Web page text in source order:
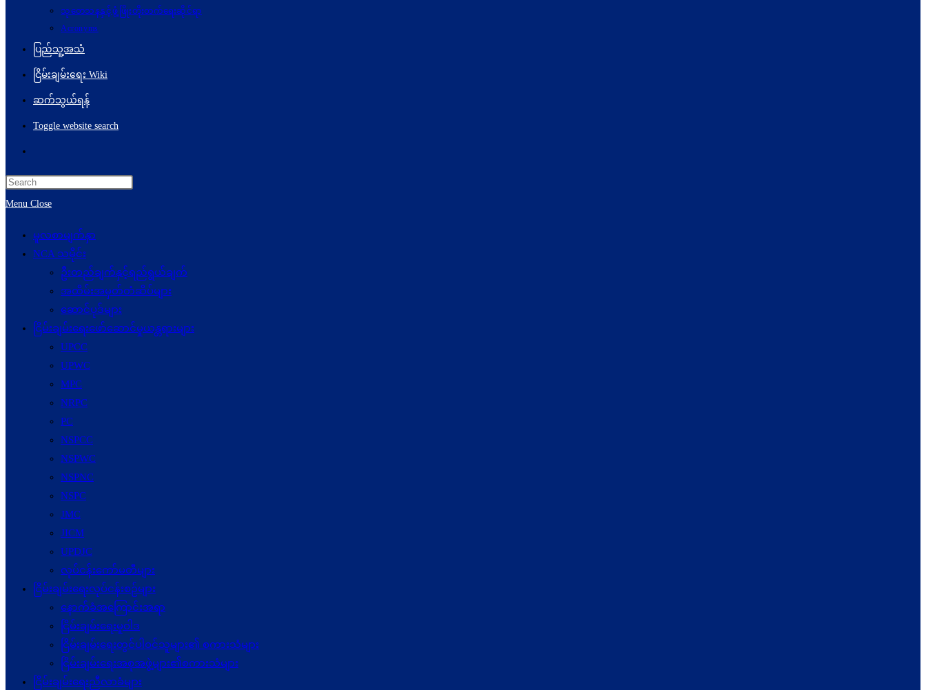
သုတေသနနှင့်ဖွံ့ဖြိုးတိုးတက်ရေးဆိုင်ရာ
Acronyms
ပြည်သူ့အသံ
ငြိမ်းချမ်းရေး Wiki
ဆက်သွယ်ရန်
Toggle website search
Menu Close
မူလစာမျက်နှာ
NCA သမိုင်း
ဦးတည်ချက်နှင့်ရည်ရွယ်ချက်
အထိမ်းအမှတ်တံဆိပ်များ
ဆောင်ပုဒ်များ
ငြိမ်းချမ်းရေးဖော်‌ဆောင်မှုယန္တရားများ
UPCC
UPWC
MPC
NRPC
PC
NSPCC
NSPWC
NSPNC
NSPC
JMC
JICM
UPDJC
လုပ်ငန်းကော်မတီများ
ငြိမ်းချမ်းရေးလုပ်ငန်းစဉ်များ
နောက်ခံအကြောင်းအရာ
ငြိမ်းချမ်းရေးမူဝါဒ
ငြိမ်းချမ်းရေးတွင်ပါဝင်သူများ၏ စကားသံများ
ငြိမ်းချမ်းရေးအစုအဖွဲ့များ၏စကားသံများ
ငြိမ်းချမ်းရေးညီလာခံများ